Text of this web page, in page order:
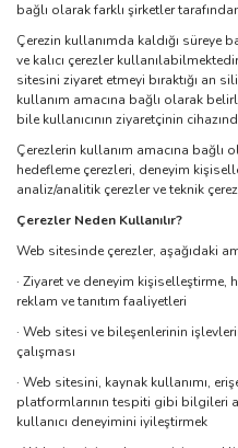
bağlı olarak farklı şirketler
Çerezin kullanımda kaldığı süreye
ve kalıcı çerezler
sitesini ziyaret etmeyi bıraktığı an
kullanım amacına bağlı olarak
bile kullanıcının ziyaretçinin
Çerezlerin kullanım amacına bağlı
hedefleme çerezleri, deneyim
analiz/analitik çerezler ve teknik
Çerezler Neden Kullanılır?
Web sitesinde çerezler, aşağıdaki
· Ziyaret ve deneyim kişiselleştirme,
reklam ve tanıtım faaliyetleri
· Web sitesi ve bileşenlerinin
çalışması
· Web sitesini, kaynak kullanımı,
platformlarının tespiti gibi bilgileri
kullanıcı deneyimini iyileştirmek